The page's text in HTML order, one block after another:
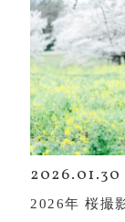
2026.01.30
2026年 桜撮